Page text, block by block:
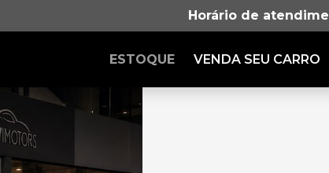
Horário de
ESTOQUE VENDA SEU CARRO